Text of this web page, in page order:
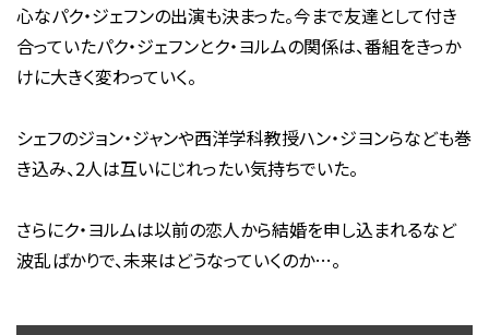
心なパク・ジェフンの出演も決まった。今まで友達として付き
合っていたパク・ジェフンとク・ヨルムの関係は、番組をきっか
けに大きく変わっていく。
シェフのジョン・ジャンや西洋学科教授ハン・ジヨンらなども巻
き込み、2人は互いにじれったい気持ちでいた。
さらにク・ヨルムは以前の恋人から結婚を申し込まれるなど
波乱ばかりで、未来はどうなっていくのか…。